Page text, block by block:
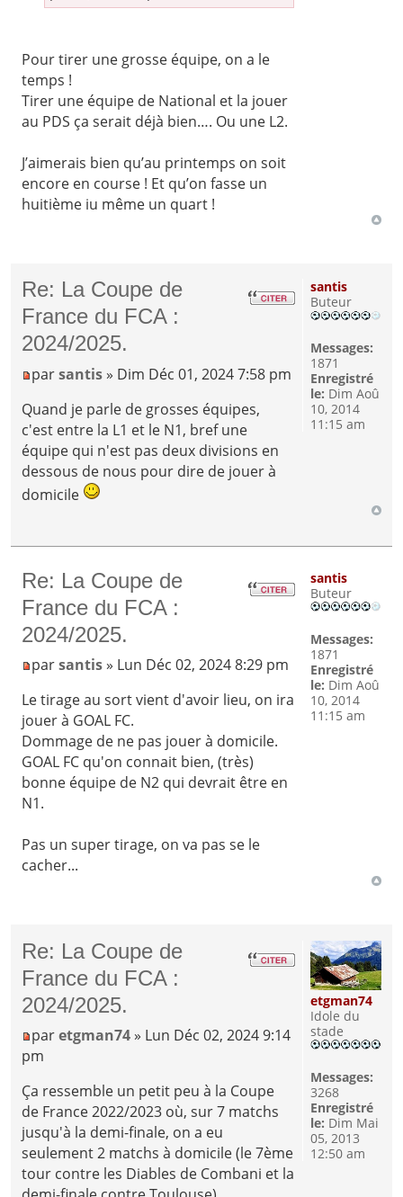
Pour tirer une grosse équipe, on a le
temps !
Tirer une équipe de National et la jouer
au PDS ça serait déjà bien…. Ou une L2.
J’aimerais bien qu’au printemps on soit
encore en course ! Et qu’on fasse un
huitième iu même un quart !
Re: La Coupe de
France du FCA :
2024/2025.
parsantis » Dim Déc 01, 2024 7:58 pm
Quand je parle de grosses équipes,
c'est entre la L1 et le N1, bref une
équipe qui n'est pas deux divisions en
dessous de nous pour dire de jouer à
domicile
santis
Buteur
Messages:
1871
Enregistré
le: Dim Aoû
10, 2014
11:15 am
Re: La Coupe de
France du FCA :
2024/2025.
parsantis» Lun Déc 02, 2024 8:29 pm
Le tirage au sort vient d'avoir lieu, on ira
jouer à GOAL FC.
Dommage de ne pas jouer à domicile.
GOAL FC qu'on connait bien, (très)
bonne équipe de N2 qui devrait être en
N1.
Pas un super tirage, on va pas se le
cacher...
santis
Buteur
Messages:
1871
Enregistré
le: Dim Aoû
10, 2014
11:15 am
Re: La Coupe de
France du FCA :
2024/2025.
paretgman74 » Lun Déc 02, 2024 9:14
pm
Ça ressemble un petit peu à la Coupe
de France 2022/2023 où, sur 7 matchs
jusqu'à la demi-finale, on a eu
seulement 2 matchs à domicile (le 7ème
tour contre les Diables de Combani et la
etgman74
Idole du
stade
Messages:
3268
Enregistré
le: Dim Mai
05, 2013
12:50 am